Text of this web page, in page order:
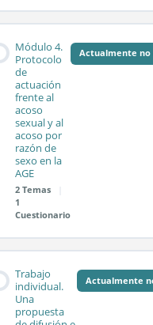
Test módulo 2
Módulo
Sesión síncrona 3.1
Sesión síncrona 3.2
Módulo 4.
Protocolo
de
actuación
frente al
acoso
sexual y al
acoso por
razón de
sexo en la
AGE
2 Temas
1
Cuestionario
Actualmente no
Módulo
Trabajo
individual.
Una
propuesta
Actualmente